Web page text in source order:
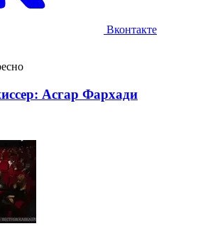
Вконтакте
Асгар Фархади